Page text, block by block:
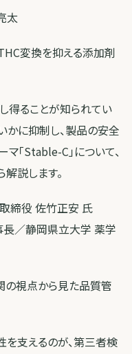
太
変換を抑える添加剤
得ることが知られてい
かに抑制し、製品の安全
「Stable-C」について、
説します。
締役 佐竹正安 氏
／静岡県立大学 薬学
視点から見た品質管
を支えるのが、第三者検